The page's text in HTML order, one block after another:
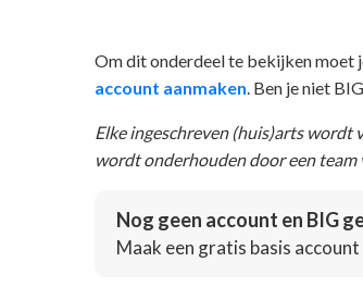
Om dit onderdeel te bekijken moet
account aanmaken . Ben je niet
Elke ingeschreven (huis)arts wordt
wordt onderhouden door een team
Nog geen account en BIG
Maak een gratis basis account